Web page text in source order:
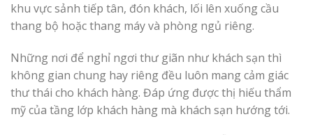
khu vực sảnh tiếp tân, đón khách, lối lên xuống cầu
thang bộ hoặc thang máy và phòng ngủ riêng.
Những nơi để nghỉ ngơi thư giãn như khách sạn thì
không gian chung hay riêng đều luôn mang cảm giác
thư thái cho khách hàng. Đáp ứng được thị hiếu thẩm
mỹ của tầng lớp khách hàng mà khách sạn hướng tới.